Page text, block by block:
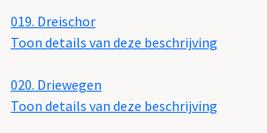
019. Dreischor
Toon details van deze beschrijving
020. Driewegen
Toon details van deze beschrijving